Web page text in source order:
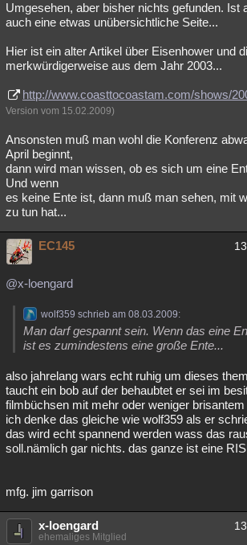
Umgesehen, aber bisher nichts gefunden. Ist
auch eine etwas unübersichtliche Seite...
Hier ist ein alter Artikel über Eisenhower und
merkwürdigerweise aus dem Jahr 2003...
http://www.coasttocoastam.com/shows/
Version vom 15.02.2009)
Ansonsten muß man wohl die Konferenz
April beginnt,
dann wird man wissen, ob es sich um eine
Und wenn
es keine Ente ist, dann muß man sehen, mit
zu tun hat...
EC145
@x-loengard
wolf359 schrieb am 08.03.2009:
Man darf gespannt sein. Wenn das eine
ist es zumindestens eine große Ente...
also jahrelang wars echt ruhig um dieses
taucht ein bob auf der behaubtet er sei im
filmbüchsen mit mehr oder weniger brisantem
ich denke das gleiche wie wolf359 als er
das wird echt spannend werden wass das
soll.nämlich gar nichts. das ganze ist eine
mfg. jim garrison
x-loengard
ehemaliges Mitglied